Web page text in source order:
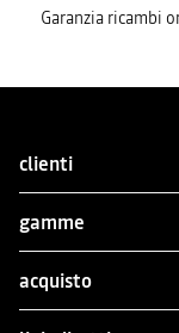
Garanzia ricambi
clienti
gamme
acquisto